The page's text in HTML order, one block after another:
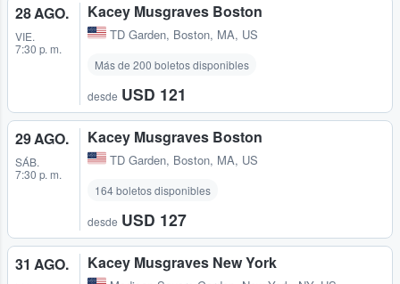
28 AGO.
VIE.
7:30 p. m.
Kacey Musgraves Boston
TD Garden, Boston, MA, US
Más de 200 boletos disponibles
desde USD 121
29 AGO.
SÁB.
7:30 p. m.
Kacey Musgraves Boston
TD Garden, Boston, MA, US
164 boletos disponibles
desde USD 127
31 AGO. Kacey Musgraves New York